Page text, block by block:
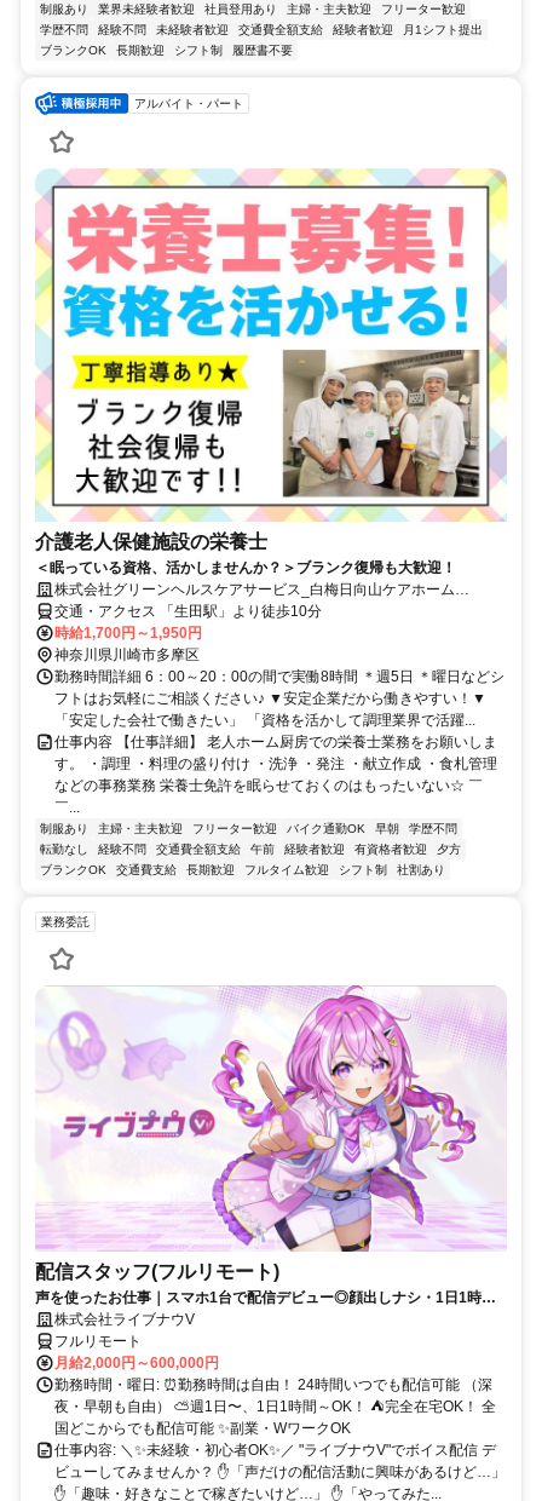
制服あり 業界未経験者歓迎 社員登用あり 主婦・主夫歓迎
フリーター歓迎
学歴不問
経験不問 未経験者歓迎 交通費全額支給 経験者歓迎
月1シフト提出
ブランクOK
長期歓迎 シフト制 履歴書不要
アルバイト・パート
介護老人保健施設の栄養士
＜眠っている資格、活かしませんか？＞ブランク復帰も大歓迎！
株式会社グリーンヘルスケアサービス_白梅日向山ケアホーム
_0P5153
交通・アクセス 「生田駅」より徒歩10分
時給1,700円～1,950円
神奈川県川崎市多摩区
勤務時間詳細 6：00～20：00の間で実働8時間 ＊週5日 ＊曜日などシ
フトはお気軽にご相談ください♪ ▼安定企業だから働きやすい！▼
「安定した会社で働きたい」 「資格を活かして調理業界で活躍...
仕事内容 【仕事詳細】 老人ホーム厨房での栄養士業務をお願いしま
す。 ・調理 ・料理の盛り付け ・洗浄 ・発注 ・献立作成 ・食札管理
などの事務業務 栄養士免許を眠らせておくのはもったいない☆ ￣
￣...
制服あり 主婦・主夫歓迎 フリーター歓迎 バイク通勤OK 早朝
学歴不問
転勤なし
経験不問 交通費全額支給 午前 経験者歓迎 有資格者歓迎
夕方
ブランクOK
交通費支給 長期歓迎 フルタイム歓迎 シフト制 社割あり
業務委託
配信スタッフ(フルリモート)
声を使ったお仕事｜スマホ1台で配信デビュー◎顔出しナシ・1日1時間
～OK♪
株式会社ライブナウV
フルリモート
月給2,000円～600,000円
勤務時間・曜日: ⏰勤務時間は自由！ 24時間いつでも配信可能 （深
夜・早朝も自由） ⛅週1日〜、1日1時間～OK！ ⛺完全在宅OK！ 全
国どこからでも配信可能 ✨副業・WワークOK
仕事内容: ＼✨未経験・初心者OK✨／ "ライブナウV"でボイス配信 デ
ビューしてみませんか？ ✋「声だけの配信活動に興味があるけど…」
✋「趣味・好きなことで稼ぎたいけど…」 ✋「やってみた...